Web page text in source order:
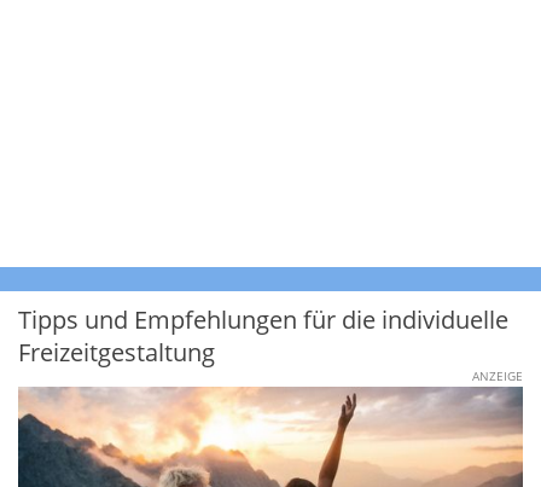
Tipps und Empfehlungen für die individuelle
Freizeitgestaltung
ANZEIGE